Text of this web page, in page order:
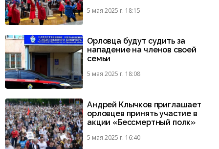
5 мая 2025 г. 18:15
Орловца будут судить за
нападение на членов своей
семьи
5 мая 2025 г. 18:08
Андрей Клычков приглашает
орловцев принять участие в
акции «Бессмертный полк»
5 мая 2025 г. 16:40